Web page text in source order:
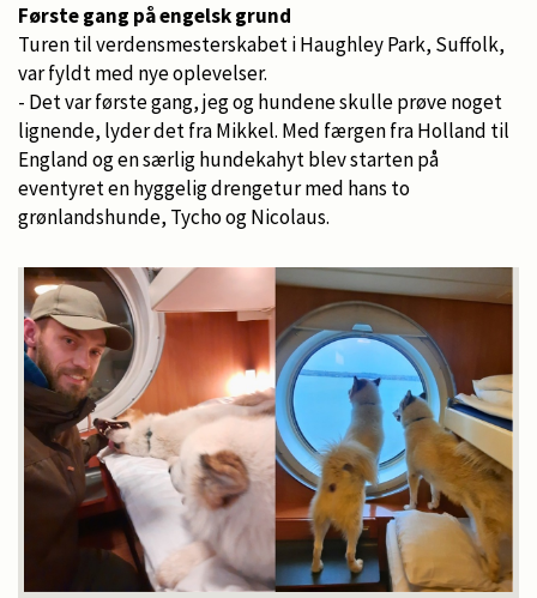
Første gang på engelsk grund
Turen til verdensmesterskabet i Haughley Park, Suffolk,
var fyldt med nye oplevelser.
- Det var første gang, jeg og hundene skulle prøve noget
lignende, lyder det fra Mikkel. Med færgen fra Holland til
England og en særlig hundekahyt blev starten på
eventyret en hyggelig drengetur med hans to
grønlandshunde, Tycho og Nicolaus.